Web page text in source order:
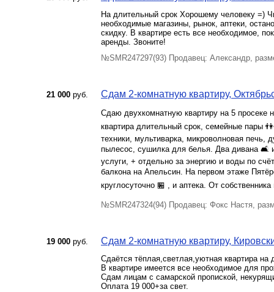
На длительный срок Хорошему человеку =)
необходимые магазины, рынок, аптеки,
скидку. В квартире есть все необходимое,
аренды. Звоните!
№SMR247297(93) Продавец: Александр,
21 000 руб. Сдам 2-комнатную квартиру,
Сдаю двухкомнатную квартиру на 5
квартира длительный срок, семейные пары
техники, мультиварка, микроволновая печь,
пылесос, сушилка для белья. Два дивана 🛋️
услуги, + отдельно за энергию и воды по
балкона на Апельсин. На первом этаже
круглосуточно 🏪 , и аптека. От
№SMR247324(94) Продавец: Фокс Настя,
19 000 руб. Сдам 2-комнатную квартиру,
Сдаётся тёплая,светлая,уютная квартира на
В квартире имеется все необходимое для
Сдам лицам с самарской пропиской,
Оплата 19 000+за свет.